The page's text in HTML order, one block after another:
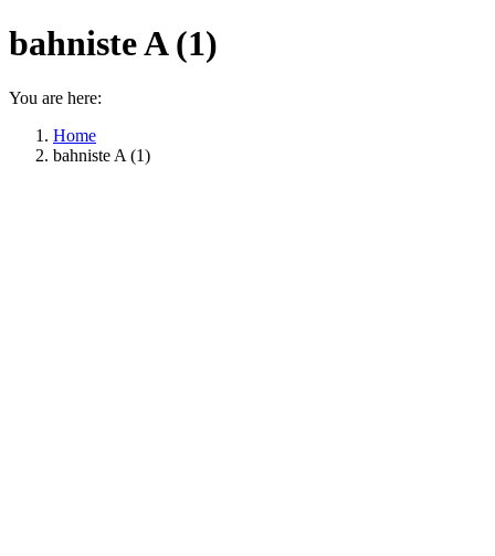
bahniste A (1)
You are here:
Home
bahniste A (1)